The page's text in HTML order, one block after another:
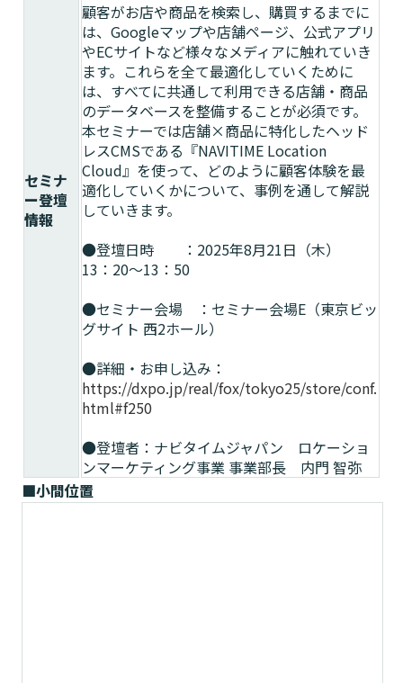
セミナ
ー登壇
情報
顧客がお店や商品を検索し、購買するまでに
は、Googleマップや店舗ページ、公式アプリ
やECサイトなど様々なメディアに触れていき
ます。これらを全て最適化していくために
は、すべてに共通して利用できる店舗・商品
のデータベースを整備することが必須です。
本セミナーでは店舗×商品に特化したヘッド
レスCMSである『NAVITIME Location
Cloud』を使って、どのように顧客体験を最
適化していくかについて、事例を通して解説
していきます。
●登壇日時 ：2025年8月21日（木）
13：20～13：50
●セミナー会場 ：セミナー会場E（東京ビッ
グサイト 西2ホール）
●詳細・お申し込み：
https://dxpo.jp/real/fox/tokyo25/store/conf.
html#f250
●登壇者：ナビタイムジャパン ロケーショ
ンマーケティング事業 事業部長 内門 智弥
■小間位置